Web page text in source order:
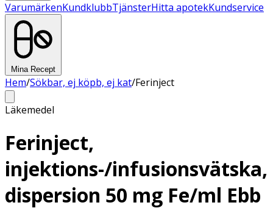
VarumärkenKundklubbTjänsterHitta apotekKundservice
Mina Recept
Hem/Sökbar, ej köpb, ej kat/Ferinject
Läkemedel
Ferinject,
injektions-/infusionsvätska,
dispersion 50 mg Fe/ml Ebb